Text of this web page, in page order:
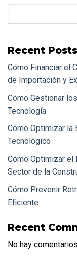
Recent Posts
Cómo Financiar el
de Importación y
Cómo Gestionar
Tecnología
Cómo Optimizar la
Tecnológico
Cómo Optimizar el
Sector de la
Cómo Prevenir
Eficiente
Recent
No hay